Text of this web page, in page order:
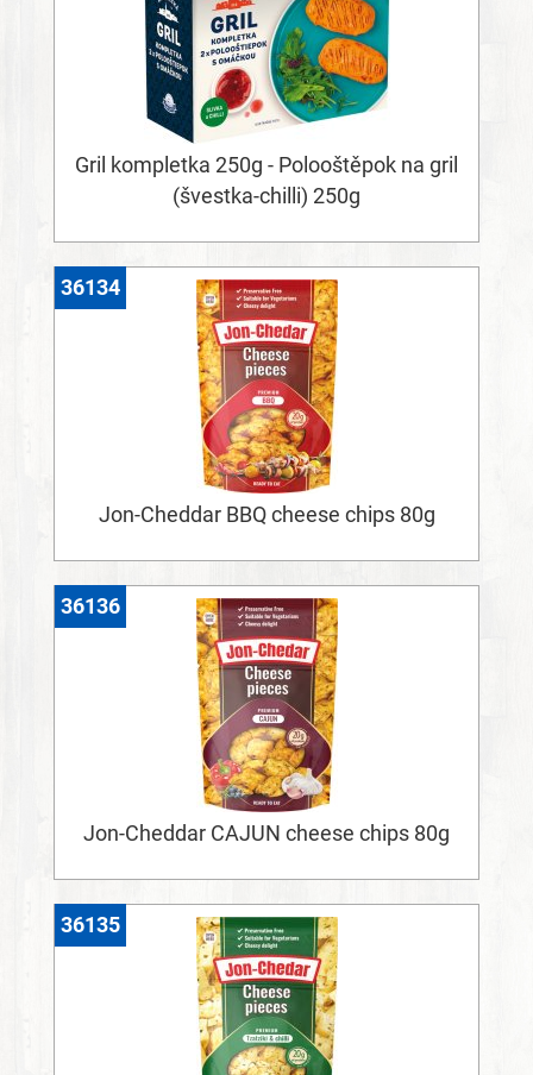
Gril kompletka 250g - Polooštěpok na gril
(švestka-chilli) 250g
Jon-Cheddar BBQ cheese chips 80g
36134
Jon-Cheddar CAJUN cheese chips 80g
36136
36135